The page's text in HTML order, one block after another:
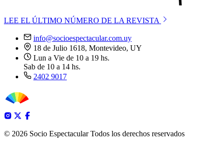
LEE EL ÚLTIMO NÚMERO DE LA REVISTA
info@socioespectacular.com.uy
18 de Julio 1618, Montevideo, UY
Lun a Vie de 10 a 19 hs.
Sab de 10 a 14 hs.
2402 9017
© 2026 Socio Espectacular Todos los derechos reservados